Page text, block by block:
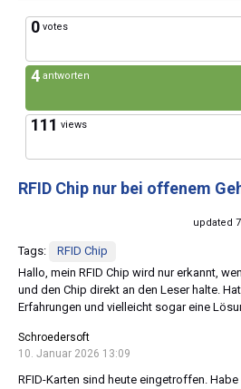
0 votes
4 antworten
111 views
RFID Chip nur bei offenem
updated
Tags:
RFID Chip
Hallo, mein RFID Chip wird nur erkannt,
und den Chip direkt an den Leser halte.
Erfahrungen und vielleicht sogar eine
Schroedersoft
10. Januar 2026 13:09
RFID-Karten sind heute eingetroffen.